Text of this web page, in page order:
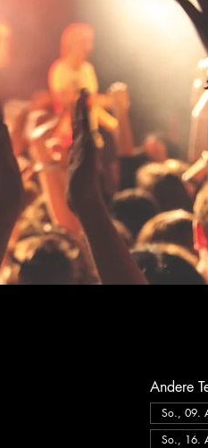
Andere
So., 09.
So., 16.